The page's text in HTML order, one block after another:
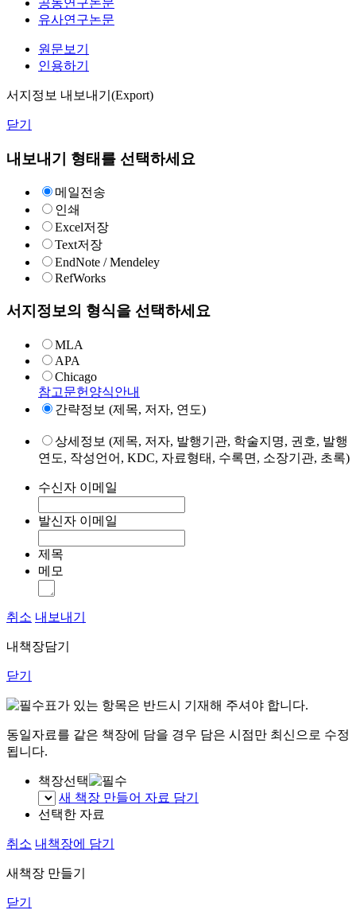
공동연구논문
유사연구논문
원문보기
인용하기
서지정보 내보내기(Export)
닫기
내보내기 형태를 선택하세요
메일전송
인쇄
Excel저장
Text저장
EndNote / Mendeley
RefWorks
서지정보의 형식을 선택하세요
MLA
APA
Chicago
참고문헌양식안내
간략정보 (제목, 저자, 연도)
상세정보 (제목, 저자, 발행기관, 학술지명, 권호, 발행
연도, 작성언어, KDC, 자료형태, 수록면, 소장기관, 초록)
수신자 이메일
발신자 이메일
제목
메모
취소 내보내기
내책장담기
닫기
표가 있는 항목은 반드시 기재해 주셔야 합니다.
동일자료를 같은 책장에 담을 경우 담은 시점만 최신으로 수정
됩니다.
책장선택
새 책장 만들어 자료 담기
선택한 자료
취소 내책장에 담기
새책장 만들기
닫기